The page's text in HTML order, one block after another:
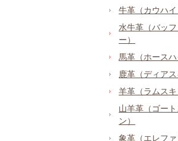
牛革（カウハイ
水牛革（バッフ
ー）
馬革（ホースハ
鹿革（ディアス
羊革（ラムスキ
山羊革（ゴー
ン）
象革（エレファ